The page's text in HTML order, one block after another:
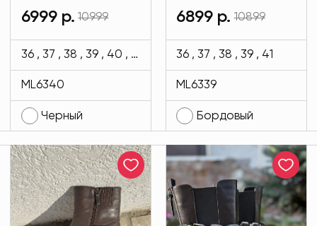
кожи черного
цвета MODLAV
ML6340-13
6999 р. 10999
36 , 37 , 38 , 39 , 40 , 41
ML6340
Черный
кожи бордового
цвета MODLAV
ML6339-20
6899 р. 10899
36 , 37 , 38 , 39 , 41
ML6339
Бордовый